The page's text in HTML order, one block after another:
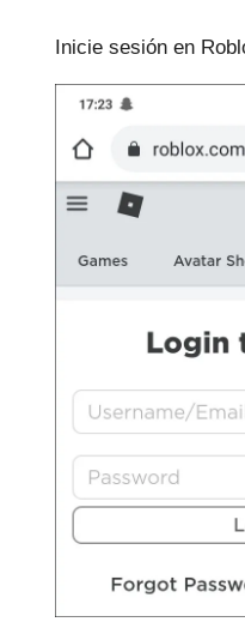
Inicie sesión en